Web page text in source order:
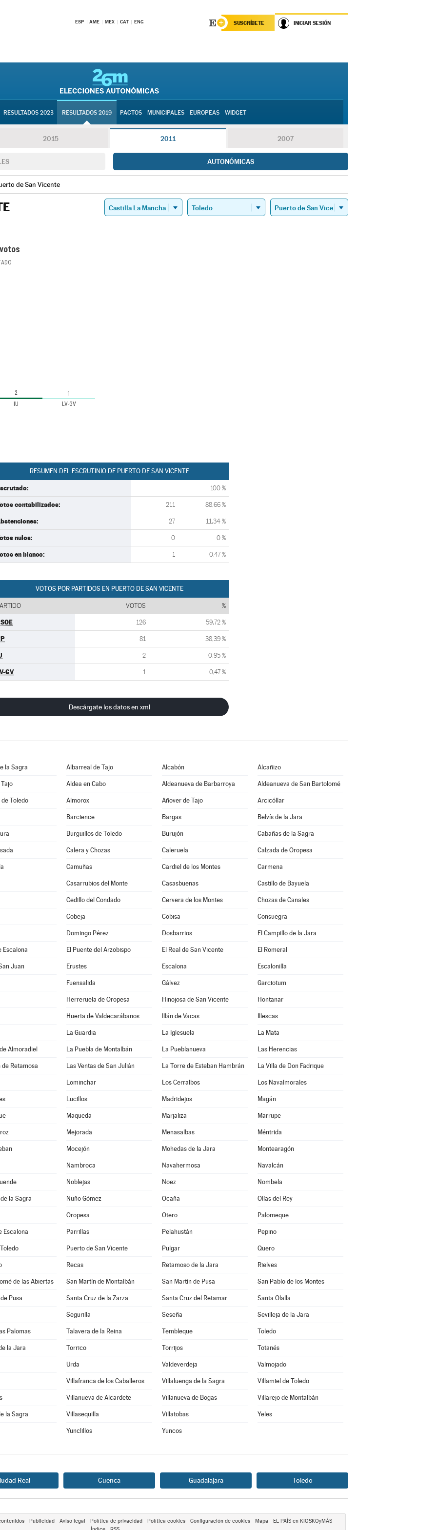
ESP AME MEX CAT ENG SUSCRÍBETE INICIAR SESIÓN
RESULTADOS 2023 RESULTADOS 2019 PACTOS MUNICIPALES EUROPEAS WIDGET
2015 2011 2007
AUTONÓMICAS
de San Vicente
IU LV-GV
2 1
RESUMEN DEL ESCRUTINIO DE PUERTO DE SAN VICENTE
100 %
contabilizados: 211 88,66 %
27 11,34 %
nulos: 0 0 %
en blanco: 1 0,47 %
VOTOS POR PARTIDOS EN PUERTO DE SAN VICENTE
VOTOS %
126 59,72 %
81 38,39 %
2 0,95 %
GV 1 0,47 %
Descárgate los datos en xml
la Sagra Albarreal de Tajo Alcabón Alcañizo
Aldea en Cabo Aldeanueva de Barbarroya Aldeanueva de San Bartolomé
Toledo Almorox Añover de Tajo Arcicóllar
Barcience Bargas Belvís de la Jara
Burguillos de Toledo Burujón Cabañas de la Sagra
Calera y Chozas Caleruela Calzada de Oropesa
Camuñas Cardiel de los Montes Carmena
Casarrubios del Monte Casasbuenas Castillo de Bayuela
Cedillo del Condado Cervera de los Montes Chozas de Canales
Cobeja Cobisa Consuegra
Domingo Pérez Dosbarrios El Campillo de la Jara
Escalona El Puente del Arzobispo El Real de San Vicente El Romeral
Juan Erustes Escalona Escalonilla
Fuensalida Gálvez Garciotum
Herreruela de Oropesa Hinojosa de San Vicente Hontanar
Huerta de Valdecarábanos Illán de Vacas Illescas
La Guardia La Iglesuela La Mata
Almoradiel La Puebla de Montalbán La Pueblanueva Las Herencias
de Retamosa Las Ventas de San Julián La Torre de Esteban Hambrán La Villa de Don Fadrique
Lominchar Los Cerralbos Los Navalmorales
Lucillos Madridejos Magán
Maqueda Marjaliza Marrupe
Mejorada Menasalbas Méntrida
Mocejón Mohedas de la Jara Montearagón
Nambroca Navahermosa Navalcán
Noblejas Noez Nombela
la Sagra Nuño Gómez Ocaña Olías del Rey
Oropesa Otero Palomeque
Escalona Parrillas Pelahustán Pepino
Puerto de San Vicente Pulgar Quero
Recas Retamoso de la Jara Rielves
de las Abiertas San Martín de Montalbán San Martín de Pusa San Pablo de los Montes
Pusa Santa Cruz de la Zarza Santa Cruz del Retamar Santa Olalla
Segurilla Seseña Sevilleja de la Jara
Palomas Talavera de la Reina Tembleque Toledo
la Jara Torrico Torrijos Totanés
Urda Valdeverdeja Valmojado
Villafranca de los Caballeros Villaluenga de la Sagra Villamiel de Toledo
Villanueva de Alcardete Villanueva de Bogas Villarejo de Montalbán
la Sagra Villasequilla Villatobas Yeles
Yunclillos Yuncos
Real Cuenca Guadalajara Toledo
Publicidad Aviso legal Política de privacidad Política cookies Configuración de cookies Mapa
EL PAÍS en KIOSKOyMÁS